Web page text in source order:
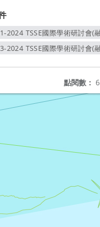
2024 TSSE國際學術研討會(
另開
2024 TSSE國際學術研討會(
點閱數：